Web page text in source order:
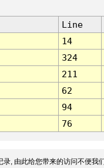
Line
14
324
211
62
94
76
, 由此给您带来的访问不便我